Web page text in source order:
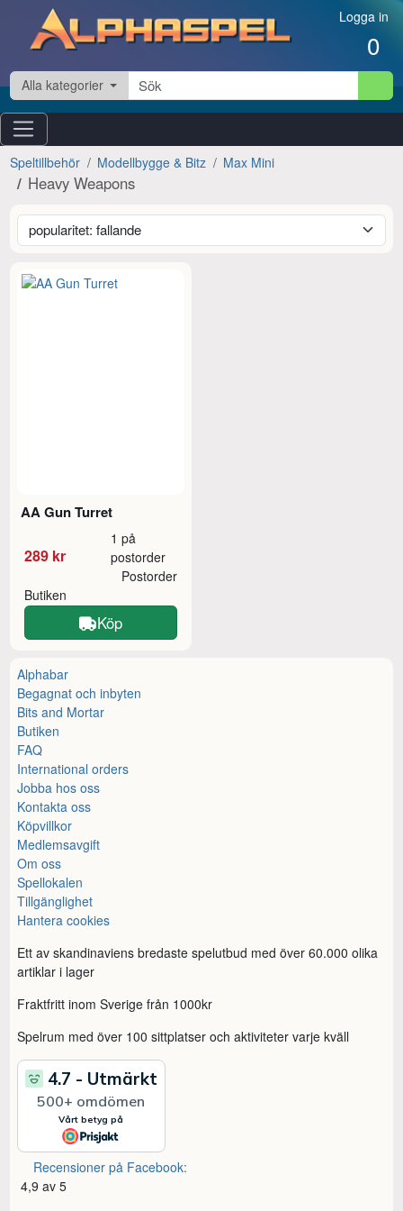
Hoppa till innehåll Logga in
0
Alla kategorier
Speltillbehör Modellbygge & Bitz Max Mini
Heavy Weapons
AA Gun Turret
289 kr
1 på
postorder
Butiken
Postorder
Köp
Alphabar
Begagnat och inbyten
Bits and Mortar
Butiken
FAQ
International orders
Jobba hos oss
Kontakta oss
Köpvillkor
Medlemsavgift
Om oss
Spellokalen
Tillgänglighet
Hantera cookies
Ett av skandinaviens bredaste spelutbud med över 60.000 olika
artiklar i lager
Fraktfritt inom Sverige från 1000kr
Spelrum med över 100 sittplatser och aktiviteter varje kväll
Recensioner på Facebook:
4,9 av 5